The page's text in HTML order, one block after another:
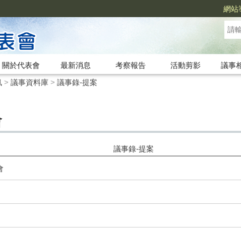
網站
關於代表會 最新消息 考察報告 活動剪影
議事
> 議事資料庫> 議事錄-提案
議事錄-提案